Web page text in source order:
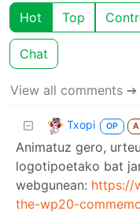
Hot Top
Chat
View all comments ➔
Txopi OP A
Animatuz gero,
logotipoetako bat
webgunean: https://
the-wp20-